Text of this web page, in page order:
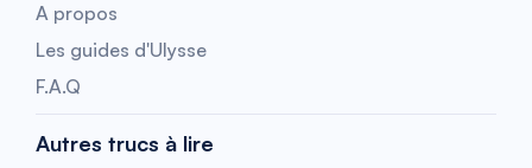
A propos
Les guides d'Ulysse
F.A.Q
Autres trucs à lire